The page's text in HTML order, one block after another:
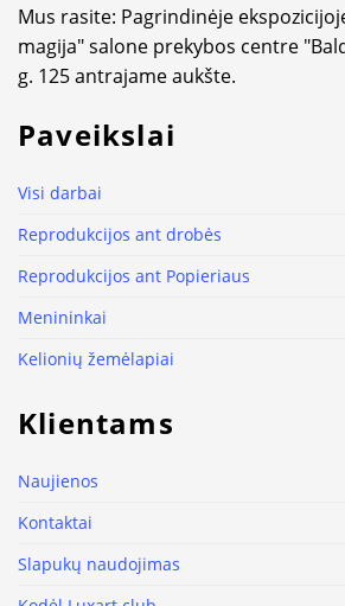
Mus rasite: Pagrindinėje
magija" salone prekybos centre
g. 125 antrajame aukšte.
Paveikslai
Visi darbai
Reprodukcijos ant drobės
Reprodukcijos ant Popieriaus
Menininkai
Kelionių žemėlapiai
Klientams
Naujienos
Kontaktai
Slapukų naudojimas